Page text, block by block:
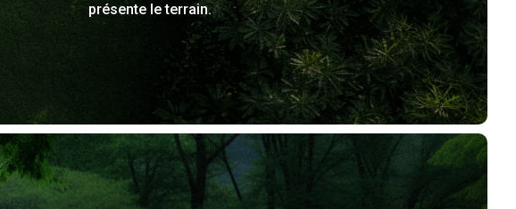
présente le terrain.